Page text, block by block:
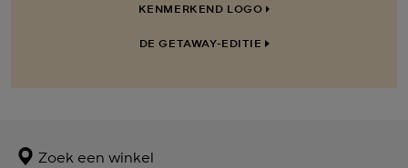
KENMERKEND LOGO
DE GETAWAY-EDITIE
Zoek een winkel